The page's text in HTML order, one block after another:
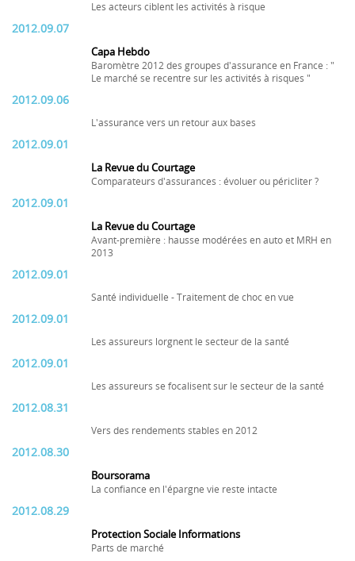
Les acteurs ciblent les activités à risque
2012.09.07
Capa Hebdo
Baromètre 2012 des groupes d'assurance en France : "
Le marché se recentre sur les activités à risques "
2012.09.06
L'assurance vers un retour aux bases
2012.09.01
La Revue du Courtage
Comparateurs d'assurances : évoluer ou péricliter ?
2012.09.01
La Revue du Courtage
Avant-première : hausse modérées en auto et MRH en
2013
2012.09.01
Santé individuelle - Traitement de choc en vue
2012.09.01
Les assureurs lorgnent le secteur de la santé
2012.09.01
Les assureurs se focalisent sur le secteur de la santé
2012.08.31
Vers des rendements stables en 2012
2012.08.30
Boursorama
La confiance en l'épargne vie reste intacte
2012.08.29
Protection Sociale Informations
Parts de marché